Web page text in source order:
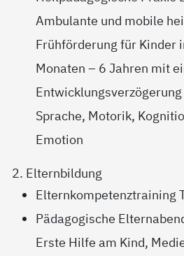
Ambulante und mobile
Frühförderung für Kinder
Monaten – 6 Jahren mit
Sprache, Motorik,
Emotion
2. Elternbildung
Elternkompetenztraining
Pädagogische
Erste Hilfe am Kind,